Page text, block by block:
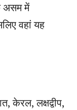
असम में
वहां यह
केरल, लक्षद्वीप,